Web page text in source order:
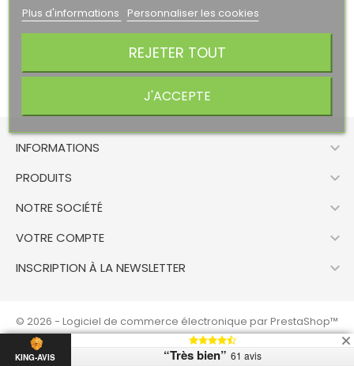
Plus d'informations Personnaliser les cookies
REJETER TOUT
J'ACCEPTE
INFORMATIONS 
PRODUITS 
NOTRE SOCIÉTÉ 
VOTRE COMPTE 
INSCRIPTION À LA NEWSLETTER 
© 2026 - Logiciel de commerce électronique par PrestaShop™
KING-AVIS “Très bien” 61 avis